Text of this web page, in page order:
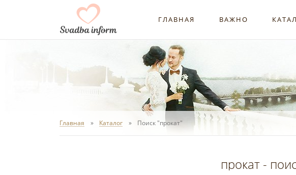
ГЛАВНАЯ ВАЖНО
Главная Каталог Поиск "прокат"
прокат -